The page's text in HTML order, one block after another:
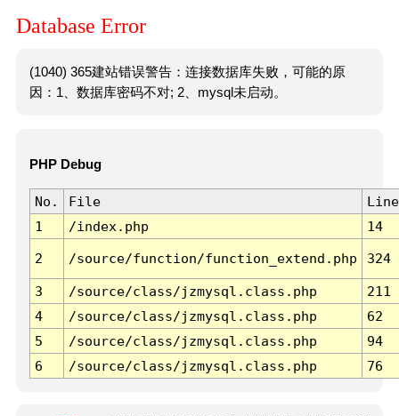
Database Error
(1040) 365建站错误警告：连接数据库失败，可能的原
因：1、数据库密码不对; 2、mysql未启动。
PHP Debug
No. File
Line
1
/index.php 14
2 /source/function/function_extend.php 324
3 /source/class/jzmysql.class.php
211
4
/source/class/jzmysql.class.php
62
5
/source/class/jzmysql.class.php
94
6
/source/class/jzmysql.class.php 76